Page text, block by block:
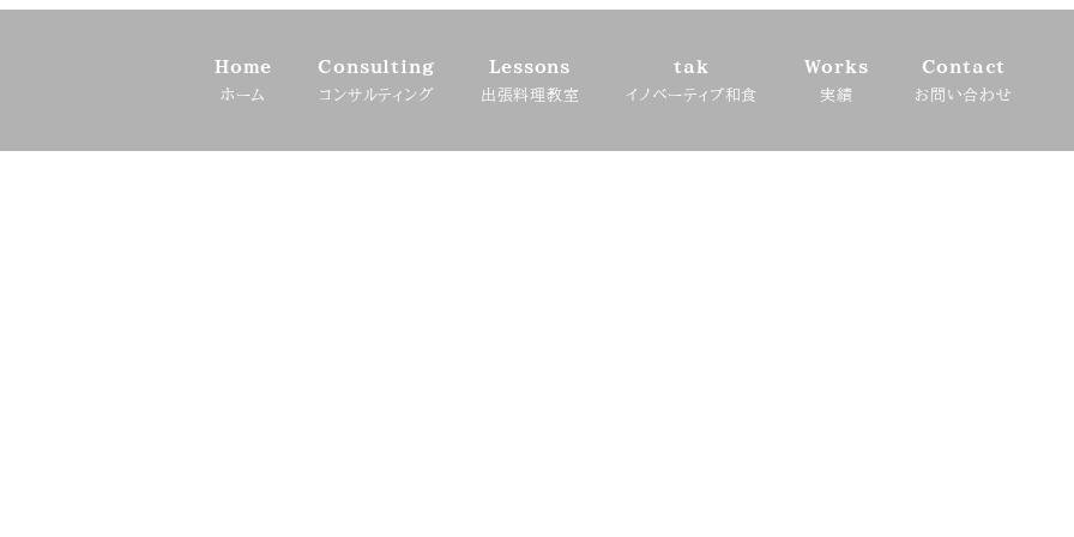
Home
ホーム
Consulting
コンサルティング
Lessons
出張料理教室
tak
イノベーティブ和食
Works
実績
Contact
お問い合わせ